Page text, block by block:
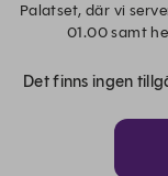
Palatset, där vi
01.00 samt
Det finns ingen